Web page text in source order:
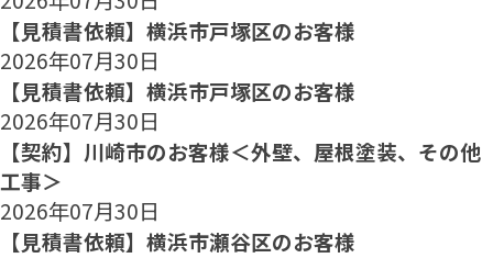
【見積書依頼】横浜市戸塚区のお客様
2026年07月30日
【見積書依頼】横浜市戸塚区のお客様
2026年07月30日
【契約】川崎市のお客様＜外壁、屋根塗装、その他
工事＞
2026年07月30日
【見積書依頼】横浜市瀬谷区のお客様